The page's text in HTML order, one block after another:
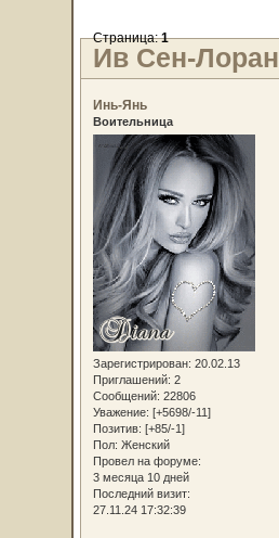
Ив Сен-Лоран
Страница:1
Инь-Янь
Воительница
Зарегистрирован: 20.02.13
Приглашений: 2
Сообщений: 22806
Уважение: [+5698/-11]
Позитив: [+85/-1]
Пол: Женский
Провел на форуме:
3 месяца 10 дней
Последний визит:
27.11.24 17:32:39